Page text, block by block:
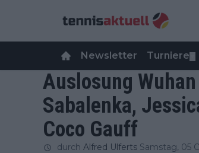
Newsletter Turniere
Auslosung
Sabalenka,
Coco Gauff
durch Alfred Ulferts Samstag, 05